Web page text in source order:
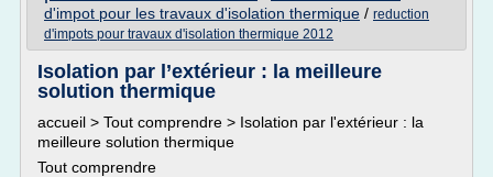
d'impot pour les travaux d'isolation thermique / reduction
d'impots pour travaux d'isolation thermique 2012
Isolation par l’extérieur : la meilleure
solution thermique
accueil > Tout comprendre > Isolation par l'extérieur : la
meilleure solution thermique
Tout comprendre